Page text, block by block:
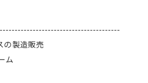
の製造販売
ム